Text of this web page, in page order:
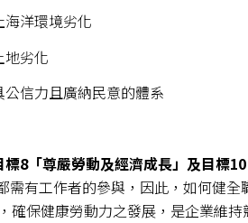
洋環境劣化
地劣化
信力且廣納民意的體系
標8「尊嚴勞動及經濟成長」及目標10
需有工作者的參與，因此，如何健全
保健康勞動力之發展，是企業維